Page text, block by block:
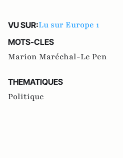
VU SUR:Lu sur Europe 1
MOTS-CLES
Marion Maréchal-Le Pen
THEMATIQUES
Politique